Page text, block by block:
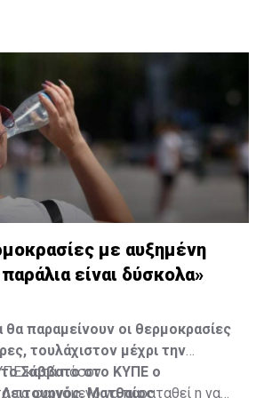
με αυξημένη
είναι δύσκολα»
παραμείνουν οι θερμοκρασίες
τουλάχιστον μέχρι την
Σάββατο στο ΚΥΠΕ ο
Ματθαίος
κατά πόσον
το φαινόμενο να παραταθεί η να